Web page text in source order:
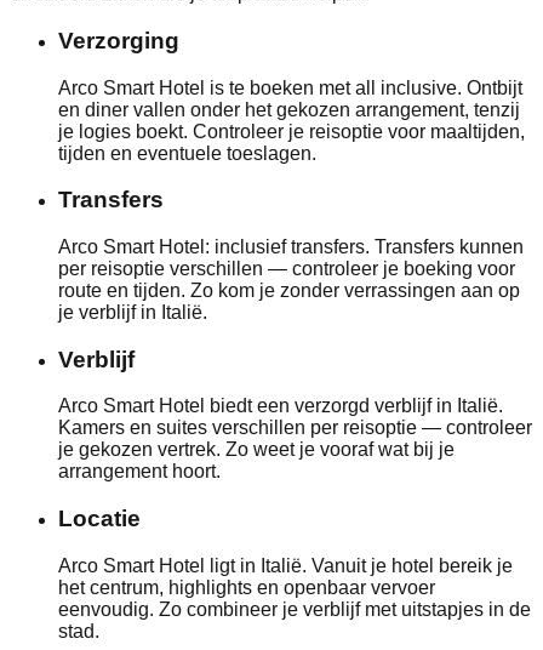
Verzorging
Arco Smart Hotel is te boeken met all inclusive. Ontbijt
en diner vallen onder het gekozen arrangement, tenzij
je logies boekt. Controleer je reisoptie voor maaltijden,
tijden en eventuele toeslagen.
Transfers
Arco Smart Hotel: inclusief transfers. Transfers kunnen
per reisoptie verschillen — controleer je boeking voor
route en tijden. Zo kom je zonder verrassingen aan op
je verblijf in Italië.
Verblijf
Arco Smart Hotel biedt een verzorgd verblijf in Italië.
Kamers en suites verschillen per reisoptie — controleer
je gekozen vertrek. Zo weet je vooraf wat bij je
arrangement hoort.
Locatie
Arco Smart Hotel ligt in Italië. Vanuit je hotel bereik je
het centrum, highlights en openbaar vervoer
eenvoudig. Zo combineer je verblijf met uitstapjes in de
stad.